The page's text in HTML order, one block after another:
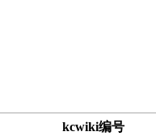
kcwiki编号